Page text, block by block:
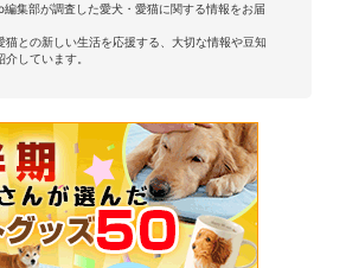
集部が調査した愛犬・愛猫に関する情報をお届
猫との新しい生活を応援する、大切な情報や豆知
介しています。